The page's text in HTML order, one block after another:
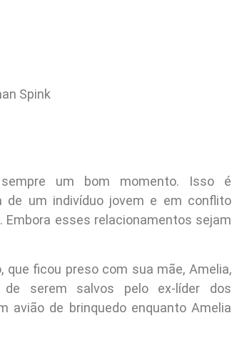
Spink
um bom momento. Isso é
de um indivíduo jovem e em conflito
Embora esses relacionamentos sejam
que ficou preso com sua mãe, Amelia,
de serem salvos pelo ex-líder dos
avião de brinquedo enquanto Amelia